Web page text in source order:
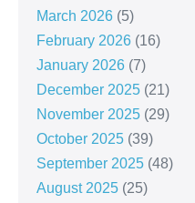
March 2026 (5)
February 2026 (16)
January 2026 (7)
December 2025 (21)
November 2025 (29)
October 2025 (39)
September 2025 (48)
August 2025 (25)